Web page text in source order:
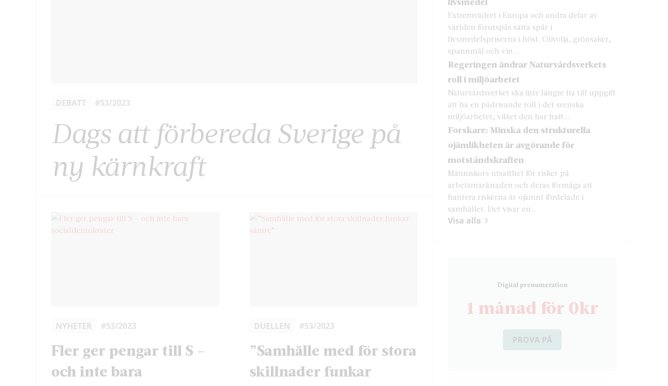
DEBATT #53/2023
Dags att förbereda Sverige på
ny kärnkraft
NYHETER #53/2023
Fler ger pengar till S –
och inte bara
DUELLEN #53/2023
”Samhälle med för stora
skillnader funkar
Extremvädret i Europa och andra delar av
världen förutspås sätta spår i
livsmedelspriserna i höst. Olivolja, grönsaker,
spannmål och vin...
Regeringen ändrar Naturvårdsverkets
roll i miljöarbetet
Naturvårdsverket ska inte längre ha till uppgift
att ha en pådrivande roll i det svenska
miljöarbetet, vilket den har haft...
Forskare: Minska den strukturella
ojämlikheten är avgörande för
motståndskraften
Människors utsatthet för risker på
arbetsmarknaden och deras förmåga att
hantera riskerna är ojämnt fördelade i
samhället. Det visar en...
Visa alla
Digital prenumeration
1 månad för 0kr
PROVA PÅ